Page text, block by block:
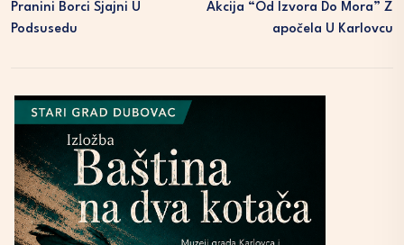
Pranini Borci Sjajni U
Podsusedu
Akcija “Od Izvora Do Mora” Z
Apočela U Karlovcu